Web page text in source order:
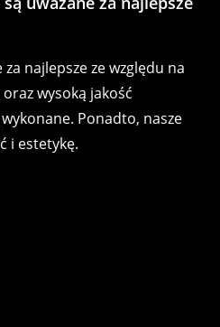
najlepsze ze względu na
wysoką jakość
Ponadto, nasze
i estetykę.